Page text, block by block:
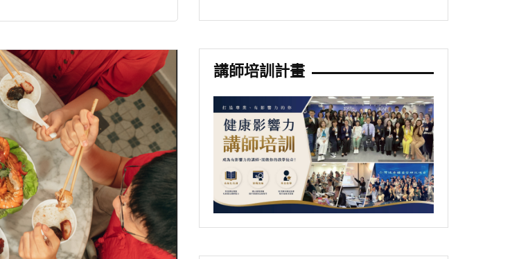
講師培訓計畫